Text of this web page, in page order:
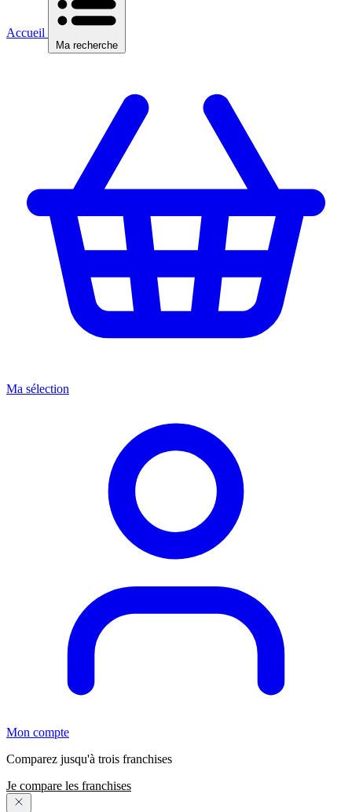
Accueil
Ma recherche
Ma sélection
Mon compte
Comparez jusqu'à trois franchises
Je compare les franchises